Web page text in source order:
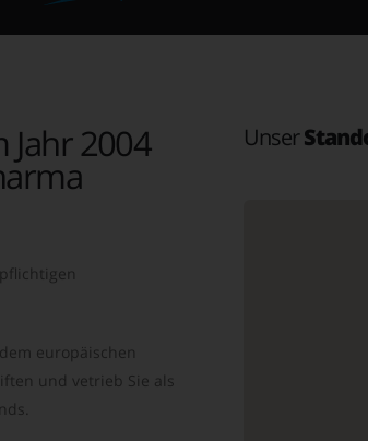
2004
europäischen
und vetrieb Sie als
Unser